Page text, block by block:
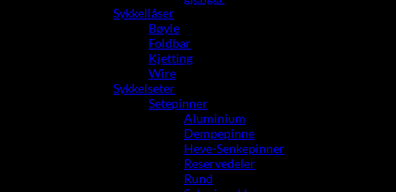
Sykkellåser
Bøyle
Foldbar
Kjetting
Wire
Sykkelseter
Setepinner
Aluminium
Dempepinne
Heve-Senkepinner
Reservedeler
Rund